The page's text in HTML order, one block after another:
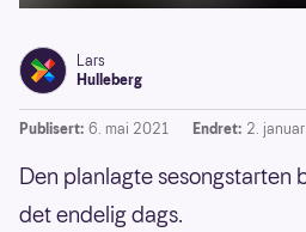
Lars
Hulleberg
Publisert: 6. mai 2021 Endret: 2.
Den planlagte sesongstarten
det endelig dags.